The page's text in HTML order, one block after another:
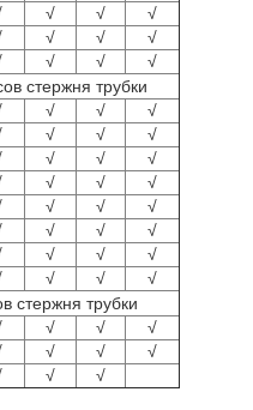
√ √
√
√ √
√
√ √
√
стержня трубки
√ √
√
√ √
√
√ √
√
√ √
√
√ √
√
√ √
√
√ √
√
√ √
√
стержня трубки
√ √
√
√ √
√
√
√